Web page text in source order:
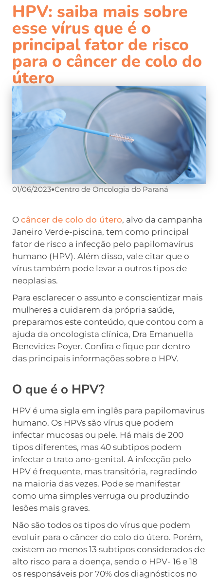
HPV: saiba mais sobre
esse vírus que é o
principal fator de risco
para o câncer de colo do
útero
01/06/2023•Centro de Oncologia do Paraná
O câncer de colo do útero, alvo da campanha
Janeiro Verde-piscina, tem como principal
fator de risco a infecção pelo papilomavírus
humano (HPV). Além disso, vale citar que o
vírus também pode levar a outros tipos de
neoplasias.
Para esclarecer o assunto e conscientizar mais
mulheres a cuidarem da própria saúde,
preparamos este conteúdo, que contou com a
ajuda da oncologista clínica, Dra Emanuella
Benevides Poyer. Confira e fique por dentro
das principais informações sobre o HPV.
O que é o HPV?
HPV é uma sigla em inglês para papilomavirus
humano. Os HPVs são vírus que podem
infectar mucosas ou pele. Há mais de 200
tipos diferentes, mas 40 subtipos podem
infectar o trato ano-genital. A infecção pelo
HPV é frequente, mas transitória, regredindo
na maioria das vezes. Pode se manifestar
como uma simples verruga ou produzindo
lesões mais graves.
Não são todos os tipos do vírus que podem
evoluir para o câncer do colo do útero. Porém,
existem ao menos 13 subtipos considerados de
alto risco para a doença, sendo o HPV- 16 e 18
os responsáveis por 70% dos diagnósticos no